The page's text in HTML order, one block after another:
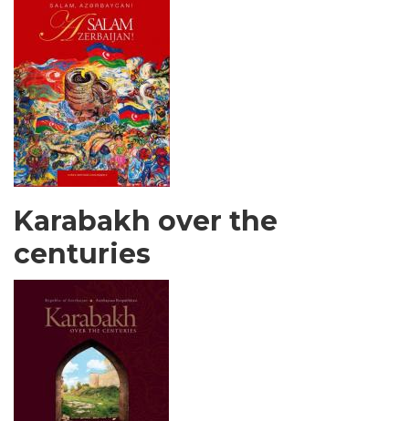
Karabakh over the
centuries